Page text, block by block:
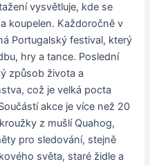
vysvětluje, kde se
koupelen. Každoročně v
Portugalský festival, který
hry a tance. Poslední
způsob života a
což je velká pocta
akce je více než 20
z mušlí Quahog,
pro sledování, stejně
světa, staré židle a